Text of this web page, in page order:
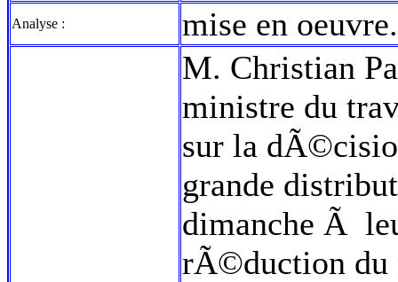
Analyse : mise en
M. Christian
ministre du
sur la
grande
dimanche Ã
rÃ©duction du